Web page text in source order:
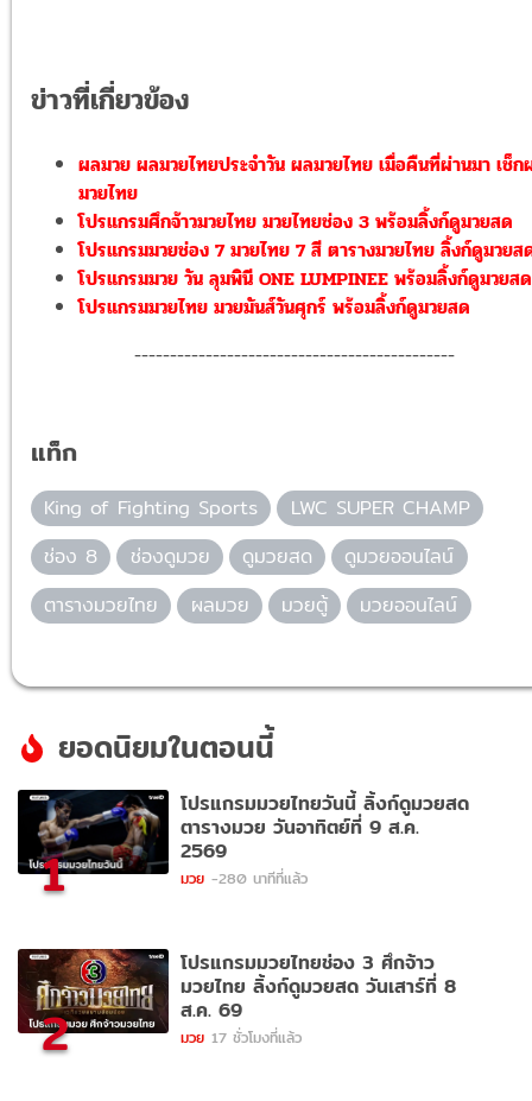
ข่าวที่เกี่ยวข้อง
ผลมวย ผลมวยไทยประจำวัน ผลมวยไทย เมื่อคืนที่ผ่านมา เช็ก
มวยไทย
โปรแกรมศึกจ้าวมวยไทย มวยไทยช่อง 3 พร้อมลิ้งก์ดูมวยสด
โปรแกรมมวยช่อง 7 มวยไทย 7 สี ตารางมวยไทย ลิ้งก์ดูมวยส
โปรแกรมมวย วัน ลุมพินี ONE LUMPINEE พร้อมลิ้งก์ดูมวยสด
โปรแกรมมวยไทย มวยมันส์วันศุกร์ พร้อมลิ้งก์ดูมวยสด
---------------------------------------------
แท็ก
King of Fighting Sports
LWC SUPER CHAMP
ช่อง 8
ช่องดูมวย ดูมวยสด
ดูมวยออนไลน์
ตารางมวยไทย
ผลมวย มวยตู้ มวยออนไลน์
ยอดนิยมในตอนนี้
1
โปรแกรมมวยไทยวันนี้ ลิ้งก์ดูมวยสด
ตารางมวย วันอาทิตย์ที่ 9 ส.ค.
2569
มวย -280 นาทีที่แล้ว
2
โปรแกรมมวยไทยช่อง 3 ศึกจ้าว
มวยไทย ลิ้งก์ดูมวยสด วันเสาร์ที่ 8
ส.ค. 69
มวย 17 ชั่วโมงที่แล้ว